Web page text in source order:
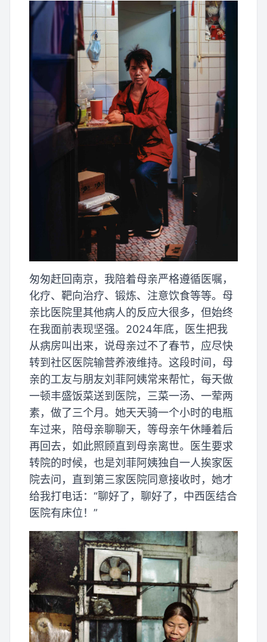
匆匆赶回南京，我陪着母亲严格遵循医嘱，
化疗、靶向治疗、锻炼、注意饮食等等。母
亲比医院里其他病人的反应大很多，但始终
在我面前表现坚强。2024年底，医生把我
从病房叫出来，说母亲过不了春节，应尽快
转到社区医院输营养液维持。这段时间，母
亲的工友与朋友刘菲阿姨常来帮忙，每天做
一顿丰盛饭菜送到医院，三菜一汤、一荤两
素，做了三个月。她天天骑一个小时的电瓶
车过来，陪母亲聊聊天，等母亲午休睡着后
再回去，如此照顾直到母亲离世。医生要求
转院的时候，也是刘菲阿姨独自一人挨家医
院去问，直到第三家医院同意接收时，她才
给我打电话：“聊好了，聊好了，中西医结合
医院有床位！”